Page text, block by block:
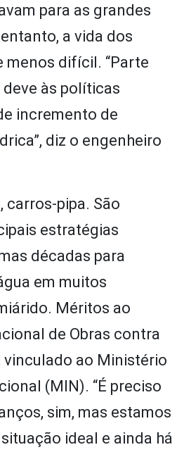
para as grandes
a vida dos
menos difícil. “Parte
às políticas
incremento de
diz o engenheiro
carros-pipa. São
estratégias
décadas para
em muitos
Méritos ao
de Obras contra
vinculado ao Ministério
(MIN). “É preciso
sim, mas estamos
ideal e ainda há